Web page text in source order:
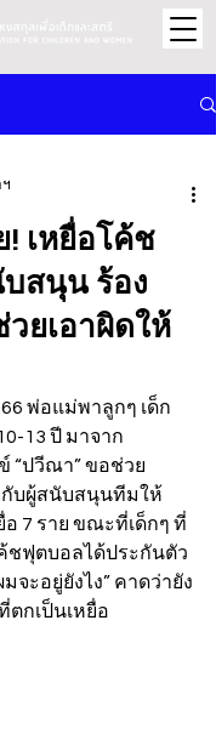
เหยื่อโค้ช
สนุน ร้อง
ยเอาผิดให้
พ่อแม่พาลูกๆ เด็ก
13 ปี มาจาก
“ปวีณา” ขอช่วย
บผู้สนับสนุนทีมให้
7 ราย ขณะที่เด็กๆ ที่
ชฟุตบอลได้ประกันตัว
จะอยู่ยังไง” คาดว่ายัง
ตกเป็นเหยื่อ